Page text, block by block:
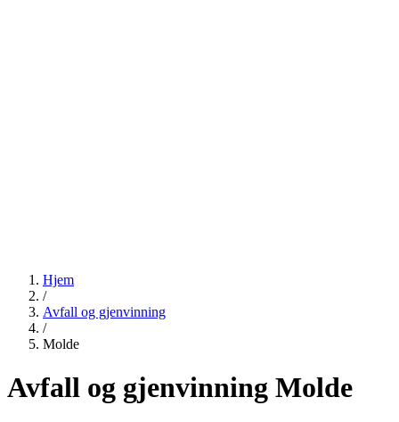
Hjem
/
Avfall og gjenvinning
/
Molde
Avfall og gjenvinning Molde